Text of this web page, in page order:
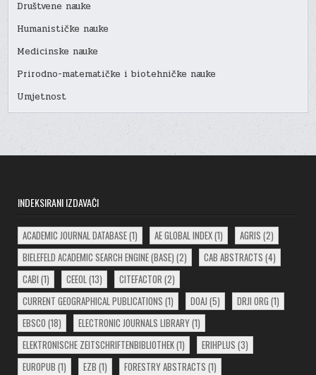
Društvene nauke
Humanističke nauke
Medicinske nauke
Prirodno-matematičke i biotehničke nauke
Umjetnost
INDEKSIRANI IZDAVAČI
ACADEMIC JOURNAL DATABASE(1) AE GLOBAL INDEX(1) AGRIS (2)
BIELEFELD ACADEMIC SEARCH ENGINE (BASE) (2) CAB ABSTRACTS (4)
CABI (1) CEEOL (13) CITEFACTOR (2)
CURRENT GEOGRAPHICAL PUBLICATIONS (1) DOAJ (5) DRJI ORG (1)
EBSCO (18) ELECTRONIC JOURNALS LIBRARY(1)
ELEKTRONISCHE ZEITSCHRIFTENBIBLIOTHEK(1) ERIHPLUS (3)
EUROPUB (1) EZB (1) FORESTRY ABSTRACTS (1)